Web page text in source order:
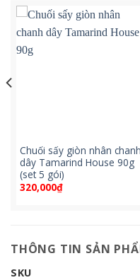
Chuối sấy giòn nhân chanh
dây Tamarind House 90g
(set 5 gói)
320,000₫
THÔNG TIN SẢN
SKU